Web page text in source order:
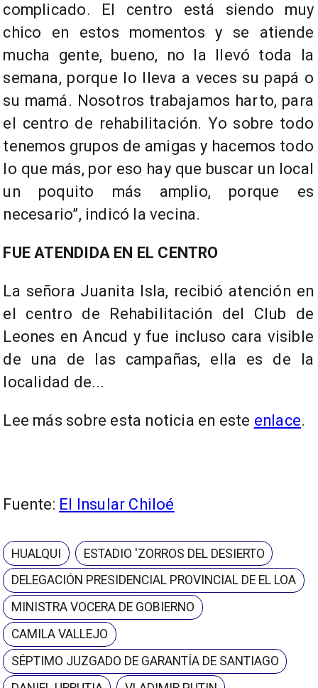
complicado. El centro está siendo muy
chico en estos momentos y se atiende
mucha gente, bueno, no la llevó toda la
semana, porque lo lleva a veces su papá o
su mamá. Nosotros trabajamos harto, para
el centro de rehabilitación. Yo sobre todo
tenemos grupos de amigas y hacemos todo
lo que más, por eso hay que buscar un local
un poquito más amplio, porque es
necesario”, indicó la vecina.
FUE ATENDIDA EN EL CENTRO
La señora Juanita Isla, recibió atención en
el centro de Rehabilitación del Club de
Leones en Ancud y fue incluso cara visible
de una de las campañas, ella es de la
localidad de...
Lee más sobre esta noticia en este enlace.
Fuente: El Insular Chiloé
HUALQUI
ESTADIO 'ZORROS DEL DESIERTO
DELEGACIÓN PRESIDENCIAL PROVINCIAL DE EL LOA
MINISTRA VOCERA DE GOBIERNO
CAMILA VALLEJO
SÉPTIMO JUZGADO DE GARANTÍA DE SANTIAGO